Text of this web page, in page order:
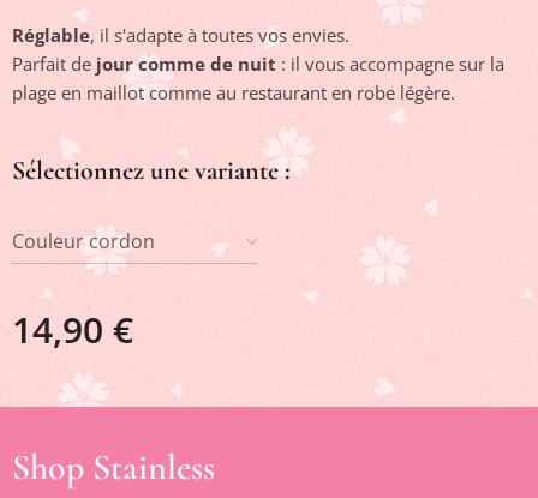
Réglable, il s'adapte à toutes vos envies.
Parfait de jour comme de nuit : il vous accompagne sur la
plage en maillot comme au restaurant en robe légère.
Sélectionnez une variante :
Couleur cordon
14,90 €
Shop Stainless